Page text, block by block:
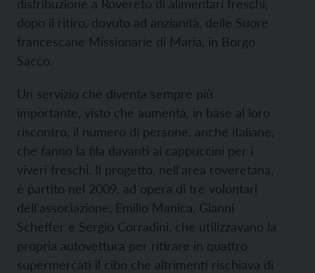
distribuzione a Rovereto di alimentari freschi,
dopo il ritiro, dovuto ad anzianità, delle Suore
francescane Missionarie di Maria, in Borgo
Sacco.
Un servizio che diventa sempre più
importante, visto che aumenta, in base al loro
riscontro, il numero di persone, anche italiane,
che fanno la fila davanti ai cappuccini per i
viveri freschi. Il progetto, nell'area roveretana,
è partito nel 2009, ad opera di tre volontari
dell'associazione, Emilio Manica, Gianni
Scheffer e Sergio Corradini, che utilizzavano la
propria autovettura per ritirare in quattro
supermercati il cibo che altrimenti rischiava di